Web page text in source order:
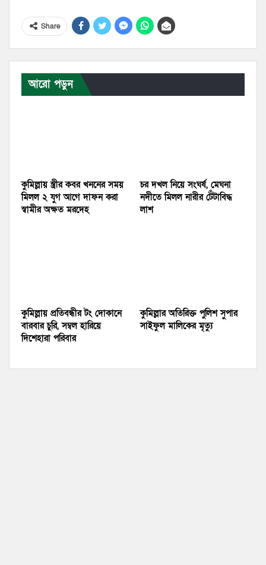
Share
আরো পড়ুন
কুমিল্লায় স্ত্রীর কবর খননের সময়
মিলল ২ যুগ আগে দাফন করা
স্বামীর অক্ষত মরদেহ
চর দখল নিয়ে সংঘর্ষ, মেঘনা
নদীতে মিলল নারীর টেঁটাবিদ্ধ
লাশ
কুমিল্লায় প্রতিবন্ধীর টং দোকানে
বারবার চুরি, সম্বল হারিয়ে
দিশেহারা পরিবার
কুমিল্লার অতিরিক্ত পুলিশ সুপার
সাইফুল মালিকের মৃত্যু